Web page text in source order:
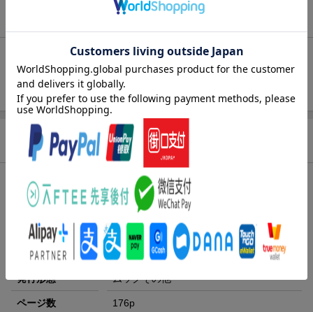
お気に入り新着通知
わんことワクワク旅行
商品情報
発売日 2024年01月29日
シリーズ わんことワクワク旅行
レーベル コスミックムック
出版社 コスミック出版
発行形態 ムックその他
ページ数 176p